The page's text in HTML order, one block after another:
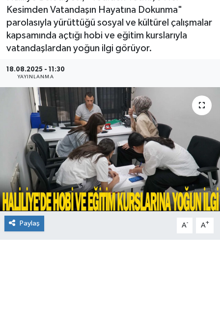
Kesimden Vatandaşın Hayatına Dokunma"
parolasıyla yürüttüğü sosyal ve kültürel çalışmalar
kapsamında açtığı hobi ve eğitim kurslarıyla
vatandaşlardan yoğun ilgi görüyor.
18.08.2025 - 11:30
YAYINLANMA
Paylaş A- A+